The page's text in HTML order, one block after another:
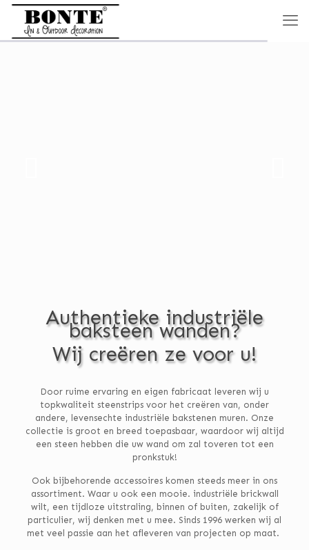
Authentieke industriële
baksteen wanden?
Wij creëren ze voor u!
Door ruime ervaring en eigen fabricaat leveren wij u
topkwaliteit steenstrips voor het creëren van, onder
andere, levensechte industriële bakstenen muren. Onze
collectie is groot en breed toepasbaar, waardoor wij altijd
een steen hebben die uw wand om zal toveren tot een
pronkstuk!
Ook bijbehorende accessoires komen steeds meer in ons
assortiment. Waar u ook een mooie. industriële brickwall
wilt, een tijdloze uitstraling, binnen of buiten, zakelijk of
particulier, wij denken met u mee. Sinds 1996 werken wij al
met veel passie aan het afleveren van projecten op maat.